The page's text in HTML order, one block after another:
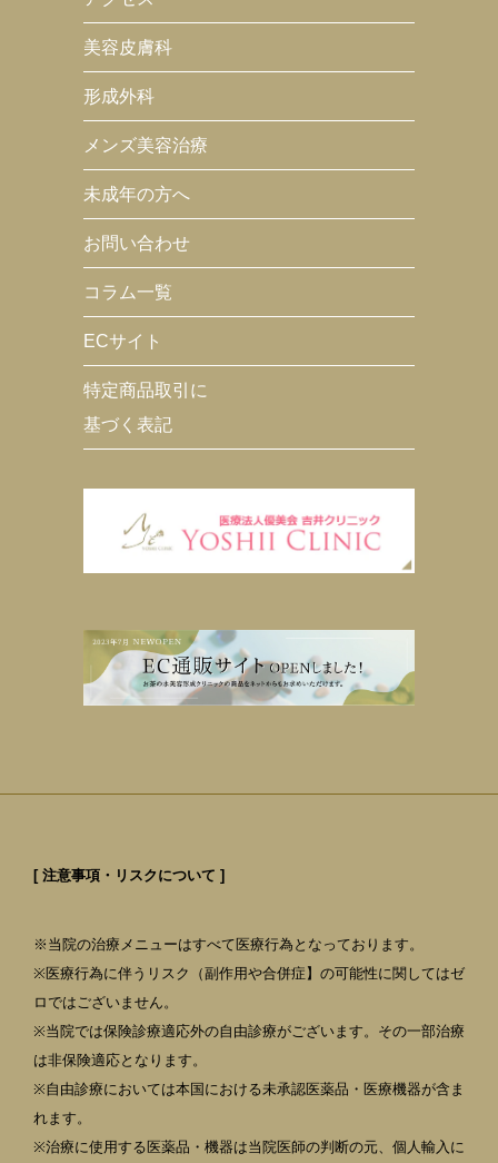
美容皮膚科
形成外科
メンズ美容治療
未成年の方へ
お問い合わせ
コラム一覧
ECサイト
特定商品取引に
基づく表記
[ 注意事項・リスクについて ]
※当院の治療メニューはすべて医療行為となっております。
※医療行為に伴うリスク（副作用や合併症】の可能性に関してはゼ
ロではございません。
※当院では保険診療適応外の自由診療がございます。その一部治療
は非保険適応となります。
※自由診療においては本国における未承認医薬品・医療機器が含ま
れます。
※治療に使用する医薬品・機器は当院医師の判断の元、個人輸入に